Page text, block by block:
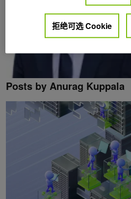
Posts by Anurag Kuppala
拒绝可选 Cookie